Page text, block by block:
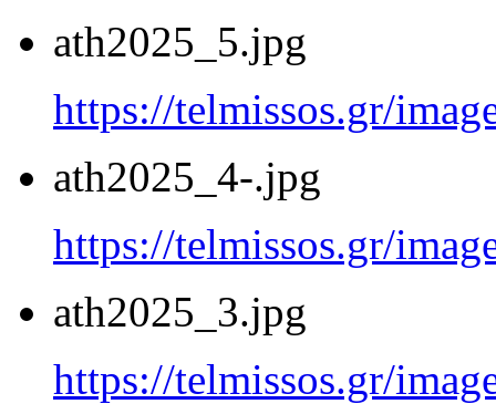
ath2025_5.jpg
https://telmissos.gr/
ath2025_4-.jpg
https://telmissos.gr/
ath2025_3.jpg
https://telmissos.gr/